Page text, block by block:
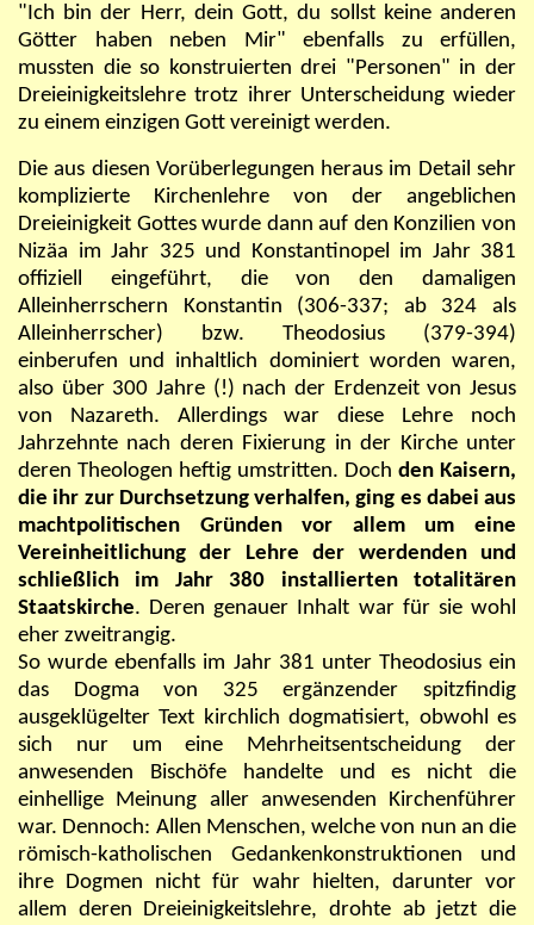
"Ich bin der Herr, dein Gott, du sollst keine anderen
Götter haben neben Mir" ebenfalls zu erfüllen,
mussten die so konstruierten drei "Personen" in der
Dreieinigkeitslehre trotz ihrer Unterscheidung wieder
zu einem einzigen Gott vereinigt werden.
Die aus diesen Vorüberlegungen heraus im Detail sehr
komplizierte Kirchenlehre von der angeblichen
Dreieinigkeit Gottes wurde dann auf den Konzilien von
Nizäa im Jahr 325 und Konstantinopel im Jahr 381
offiziell eingeführt, die von den damaligen
Alleinherrschern Konstantin (306-337; ab 324 als
Alleinherrscher) bzw. Theodosius (379-394)
einberufen und inhaltlich dominiert worden waren,
also über 300 Jahre (!) nach der Erdenzeit von Jesus
von Nazareth. Allerdings war diese Lehre noch
Jahrzehnte nach deren Fixierung in der Kirche unter
deren Theologen heftig umstritten. Doch den Kaisern,
die ihr zur Durchsetzung verhalfen, ging es dabei aus
machtpolitischen Gründen vor allem um eine
Vereinheitlichung der Lehre der werdenden und
schließlich im Jahr 380 installierten totalitären
Staatskirche. Deren genauer Inhalt war für sie wohl
eher zweitrangig.
So wurde ebenfalls im Jahr 381 unter Theodosius ein
das Dogma von 325 ergänzender spitzfindig
ausgeklügelter Text kirchlich dogmatisiert, obwohl es
sich nur um eine Mehrheitsentscheidung der
anwesenden Bischöfe handelte und es nicht die
einhellige Meinung aller anwesenden Kirchenführer
war. Dennoch: Allen Menschen, welche von nun an die
römisch-katholischen Gedankenkonstruktionen und
ihre Dogmen nicht für wahr hielten, darunter vor
allem deren Dreieinigkeitslehre, drohte ab jetzt die